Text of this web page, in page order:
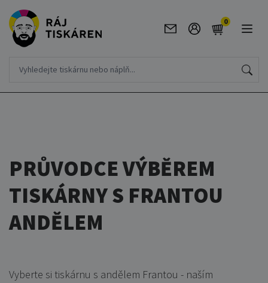
0
PRŮVODCE VÝBĚREM
TISKÁRNY S FRANTOU
ANDĚLEM
Vyberte si tiskárnu s andělem Frantou - naším